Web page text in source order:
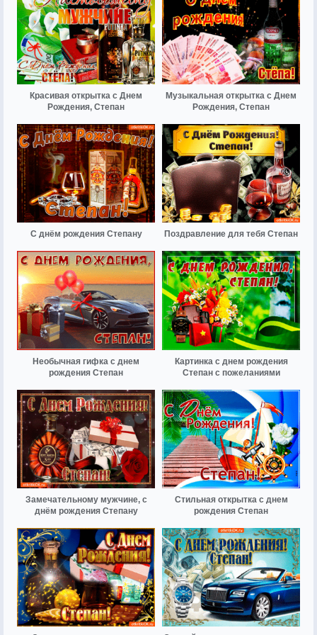
Красивая открытка с Днем
Рождения, Степан
Музыкальная открытка с Днем
Рождения, Степан
С днём рождения Степану Поздравление для тебя Степан
Необычная гифка с днем
рождения Степан
Картинка с днем рождения
Степан с пожеланиями
Замечательному мужчине, с
днём рождения Степану
Стильная открытка с днем
рождения Степан